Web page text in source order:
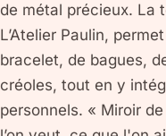
de métal précieux. La
L’Atelier Paulin,
bracelet, de bagues,
créoles, tout en y
personnels. « Miroir